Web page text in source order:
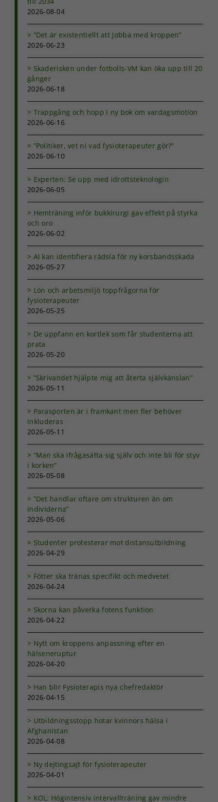
2026-08-04
”Det är existentiellt att jobba med kroppen”
2026-06-23
Skaderisken under fotbolls-VM kan öka upp till 20
gånger
2026-06-18
Trappgång och hopp i ny bok om vardagsmotion
2026-06-16
”Politiker, vet ni vad fysioterapeuter gör?”
2026-06-10
Experten: Se upp med idrottsteknologin
2026-06-05
Hemträning inför bukkirurgi gav effekt på styrka
och oro
2026-06-02
AI kan identifiera rädsla för ny korsbandsskada
2026-05-27
Lön och arbetsmiljö toppfrågorna för
fysioterapeuter
2026-05-25
De uppfann en kortlek som får studenterna att
prata
2026-05-20
”Skrivandet hjälpte mig att återta självkänslan”
2026-05-11
Parasporten är i framkant men fler behöver
inkluderas
2026-05-11
”Man ska ifrågasätta sig själv och inte bli för styv
i korken”
2026-05-08
”Det handlar oftare om strukturen än om
individerna”
2026-05-06
Studenter protesterar mot distansutbildning
2026-04-29
Fötter ska tränas specifikt och medvetet
2026-04-24
Skorna kan påverka fotens funktion
2026-04-22
Nytt om kroppens anpassning efter en
hälseneruptur
2026-04-20
Han blir Fysioterapis nya chefredaktör
2026-04-15
Utbildningsstopp hotar kvinnors hälsa i
Afghanistan
2026-04-08
Ny dejtingsajt för fysioterapeuter
2026-04-01
KOL: Högintensiv intervallträning gav mindre
Nödvändiga
Dessa kakor
att hemsidan
över huvud
förbättra
funktionalitet
och
hur
hemsidan
Upplevelse
bra som
kakorna
funktionalitet
att försvinna